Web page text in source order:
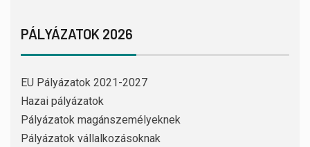
PÁLYÁZATOK 2026
EU Pályázatok 2021-2027
Hazai pályázatok
Pályázatok magánszemélyeknek
Pályázatok vállalkozásoknak